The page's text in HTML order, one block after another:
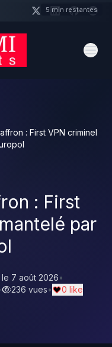
: First VPN criminel
: First
par
7 août 2026•
236 vues• 0 like
5 min restantes